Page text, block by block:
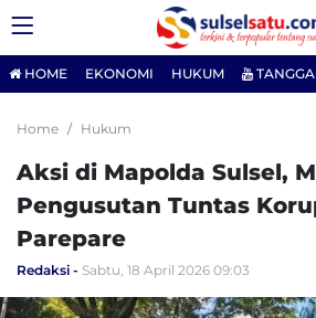
HOME EKONOMI HUKUM
Home Hukum
Aksi di Mapolda Sulsel,
Pengusutan Tuntas
Parepare
Redaksi Sabtu, 18 April 2026 09:03